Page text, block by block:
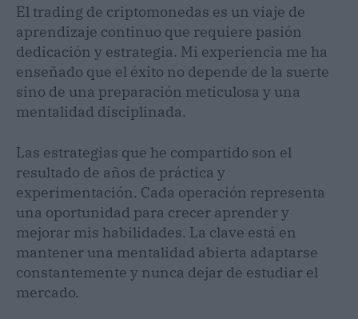
El trading de criptomonedas es un viaje de
aprendizaje continuo que requiere pasión
dedicación y estrategia. Mi experiencia me ha
enseñado que el éxito no depende de la suerte
sino de una preparación meticulosa y una
mentalidad disciplinada.
Las estrategias que he compartido son el
resultado de años de práctica y
experimentación. Cada operación representa
una oportunidad para crecer aprender y
mejorar mis habilidades. La clave está en
mantener una mentalidad abierta adaptarse
constantemente y nunca dejar de estudiar el
mercado.